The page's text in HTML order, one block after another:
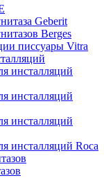
Geberit
Berges
писсуары Vitra
инсталляций
инсталляций
инсталляций
инсталляций Roca